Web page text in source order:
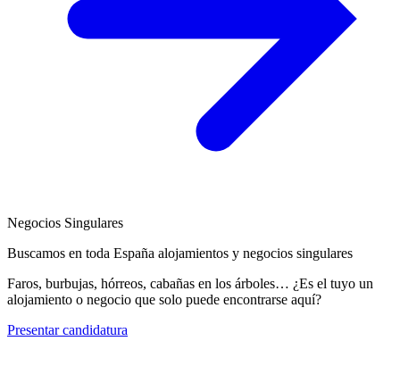
Negocios Singulares
Buscamos en toda España alojamientos y negocios singulares
Faros, burbujas, hórreos, cabañas en los árboles… ¿Es el tuyo un
alojamiento o negocio que solo puede encontrarse aquí?
Presentar candidatura